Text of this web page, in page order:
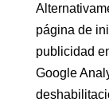
página de
publicidad
Google